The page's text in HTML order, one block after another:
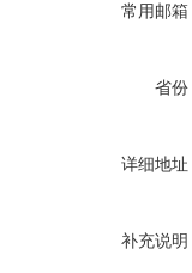
常用邮箱
省份
详细地址
补充说明